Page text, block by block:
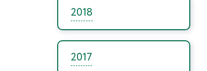
2018
2017